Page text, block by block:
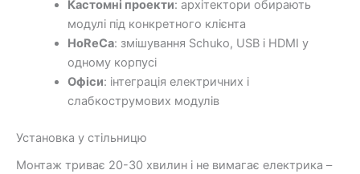
Кастомні проекти: архітектори обирають
модулі під конкретного клієнта
HoReCa: змішування Schuko, USB і HDMI у
одному корпусі
Офіси: інтеграція електричних і
слабкострумових модулів
Установка у стільницю
Монтаж триває 20-30 хвилин і не вимагає електрика –